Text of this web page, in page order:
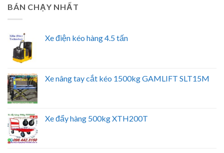
BÁN CHẠY NHẤT
Xe điện kéo hàng 4.5 tấn
Xe nâng tay cắt kéo 1500kg GAMLIFT SLT15M
Xe đẩy hàng 500kg XTH200T